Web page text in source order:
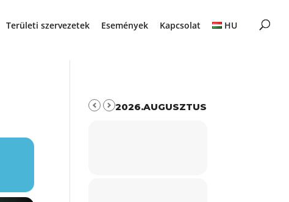
Területi szervezetek Események Kapcsolat HU
2026.AUGUSZTUS